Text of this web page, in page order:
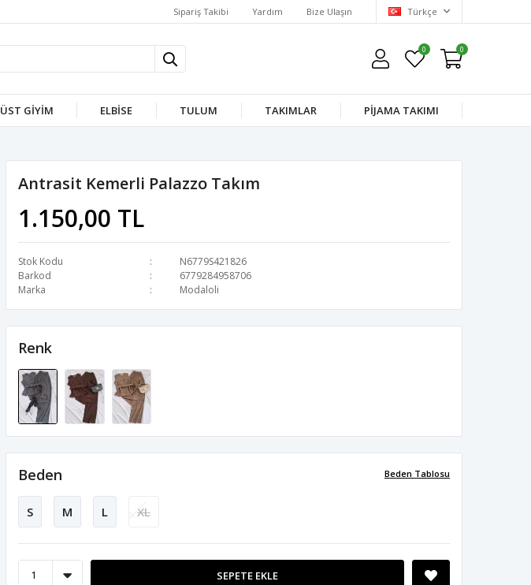
Sipariş Takibi Yardım Bize Ulaşın Türkçe
0 0
ÜST GİYİM ELBİSE TULUM TAKIMLAR PİJAMA TAKIMI
Antrasit Kemerli Palazzo Takım
1.150,00 TL
Stok Kodu
N6779S421826
Barkod
6779284958706
Marka
Modaloli
Renk
Beden Tablosu
Beden
S M L XL
SEPETE EKLE